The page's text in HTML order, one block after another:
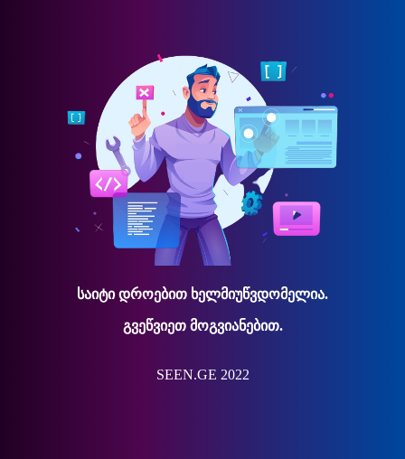
საიტი დროებით ხელმიუწვდომელია.
გვეწვიეთ მოგვიანებით.
SEEN.GE 2022